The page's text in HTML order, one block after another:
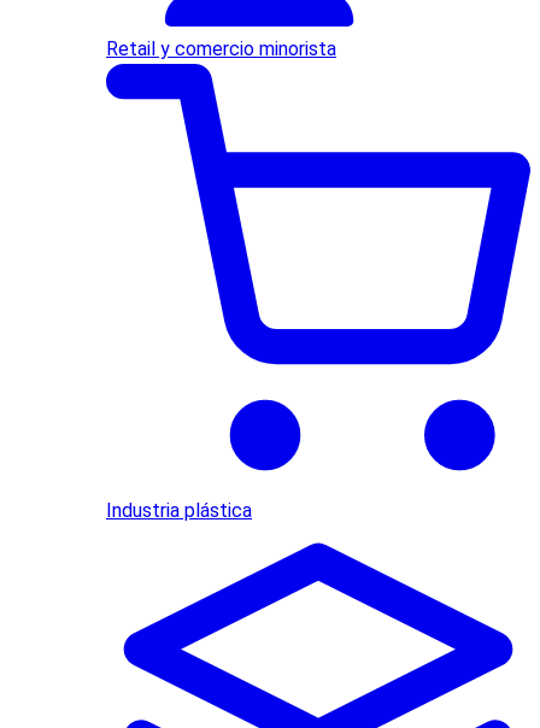
Retail y comercio minorista
Industria plástica